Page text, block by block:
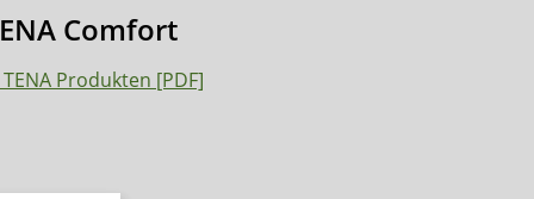
Comfort
Produkten [PDF]